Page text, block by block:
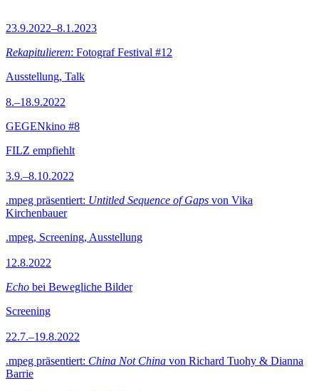
23.9.2022–8.1.2023
Rekapitulieren: Fotograf Festival #12
Ausstellung, Talk
8.–18.9.2022
GEGENkino #8
FILZ empfiehlt
3.9.–8.10.2022
.mpeg präsentiert: Untitled Sequence of Gaps von Vika
Kirchenbauer
.mpeg, Screening, Ausstellung
12.8.2022
Echo bei Bewegliche Bilder
Screening
22.7.–19.8.2022
.mpeg präsentiert: China Not China von Richard Tuohy & Dianna
Barrie